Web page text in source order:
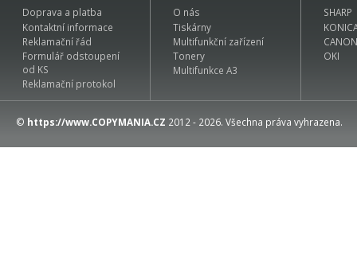
Doprava a platba
Kontaktní informace
Reklamační řád
Formulář odstoupení
od KS
Reklamační protokol
O nás
Tiskárny
Multifunkční zařízení
Tonery
Multifunkce A3
SHARP
CANON
OKI
© https://www.COPYMANIA.CZ 2012 - 2026. Všechna práva vyhrazena.